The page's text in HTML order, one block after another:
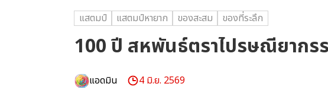
แสตมป์ แสตมป์หายาก ของสะสม ของที่ระลึก
100 ปี สหพันธ์ตราไปรษณียากรร
แอดมิน 4 มิ.ย. 2569